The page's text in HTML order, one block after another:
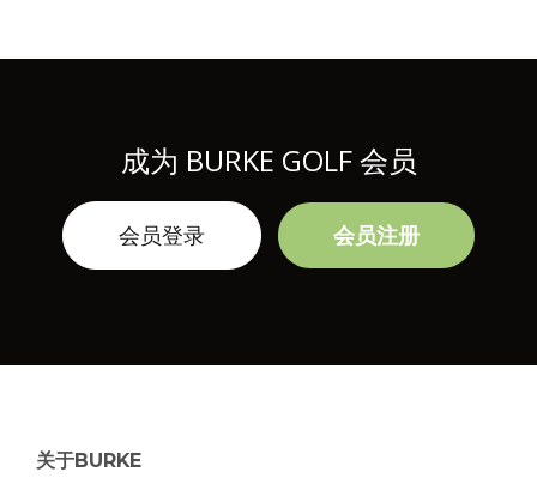
成为 BURKE GOLF 会员
会员登录 会员注册
关于BURKE